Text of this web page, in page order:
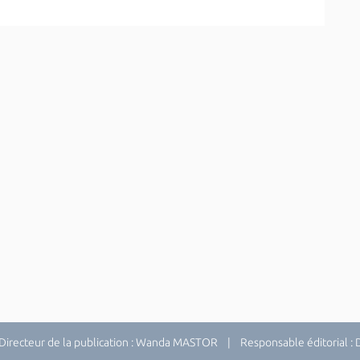
de la publication : Wanda MASTOR | Responsable éditorial :